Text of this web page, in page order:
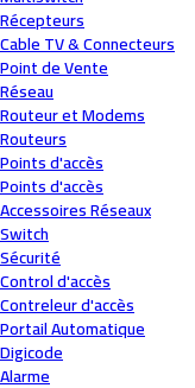
Récepteurs
Cable TV & Connecteurs
Point de Vente
Réseau
Routeur et Modems
Routeurs
Points d'accès
Points d'accès
Accessoires Réseaux
Switch
Sécurité
Control d'accès
Contreleur d'accès
Portail Automatique
Digicode
Alarme